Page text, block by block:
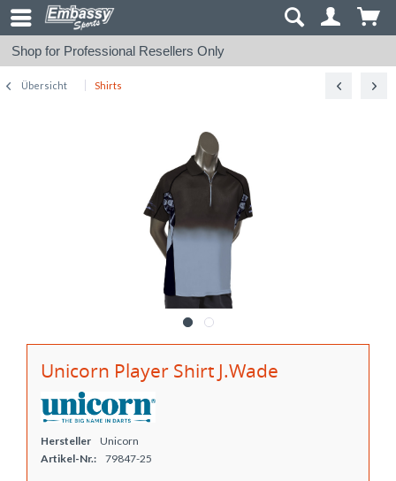
Shop for Professional Resellers Only
Übersicht Shirts
Unicorn Player Shirt J.Wade
Hersteller
Unicorn
Artikel-Nr.:
79847-25